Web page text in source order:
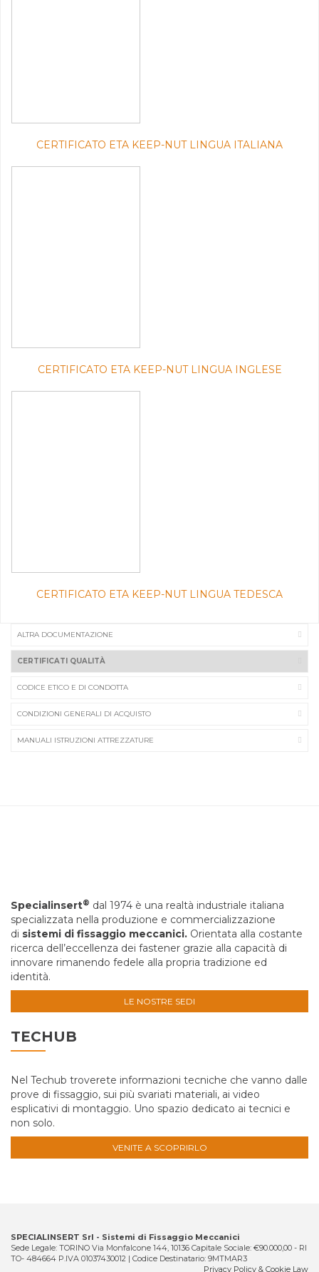
CERTIFICATO ETA KEEP-NUT LINGUA ITALIANA
CERTIFICATO ETA KEEP-NUT LINGUA INGLESE
CERTIFICATO ETA KEEP-NUT LINGUA TEDESCA
ALTRA DOCUMENTAZIONE
CERTIFICATI QUALITÀ
CODICE ETICO E DI CONDOTTA
CONDIZIONI GENERALI DI ACQUISTO
MANUALI ISTRUZIONI ATTREZZATURE
Specialinsert® dal 1974 è una realtà industriale italiana
specializzata nella produzione e commercializzazione
di sistemi di fissaggio meccanici. Orientata alla costante
ricerca dell’eccellenza dei fastener grazie alla capacità di
innovare rimanendo fedele alla propria tradizione ed
identità.
LE NOSTRE SEDI
TECHUB
Nel Techub troverete informazioni tecniche che vanno dalle
prove di fissaggio, sui più svariati materiali, ai video
esplicativi di montaggio. Uno spazio dedicato ai tecnici e
non solo.
VENITE A SCOPRIRLO
SPECIALINSERT Srl - Sistemi di Fissaggio Meccanici
Sede Legale: TORINO Via Monfalcone 144, 10136 Capitale Sociale: €90.000,00 - RI
TO- 484664 P.IVA 01037430012 | Codice Destinatario: 9MTMAR3
Privacy Policy & Cookie Law